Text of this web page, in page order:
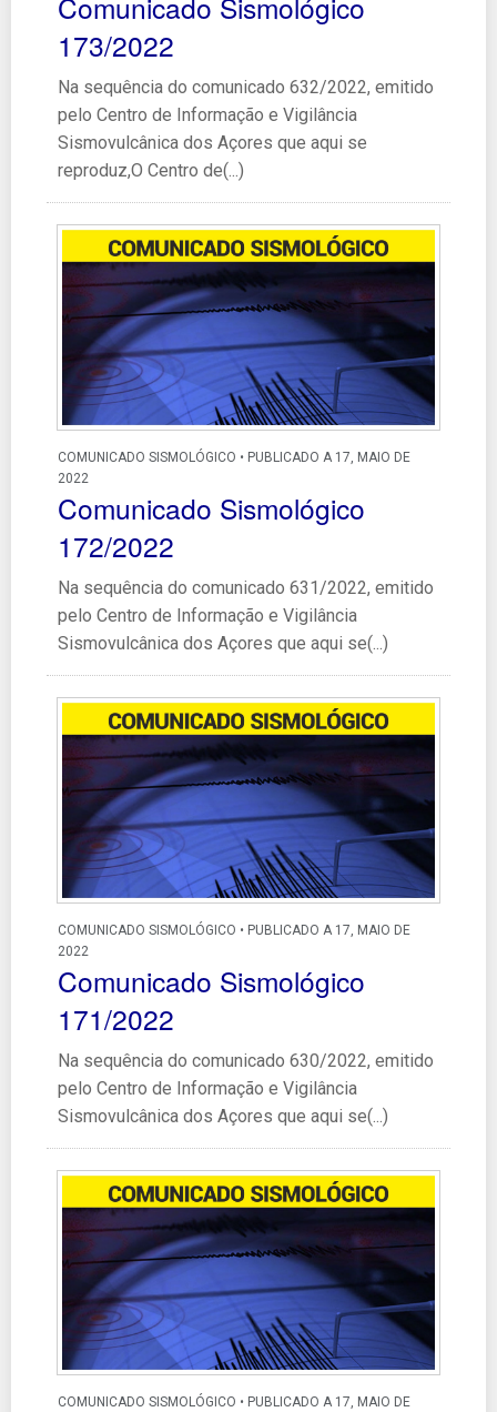
173/2022
Na sequência do comunicado 632/2022, emitido
pelo Centro de Informação e Vigilância
Sismovulcânica dos Açores que aqui se
reproduz,O Centro de(...)
COMUNICADO SISMOLÓGICO • PUBLICADO A 17, MAIO DE
2022
Comunicado Sismológico
172/2022
Na sequência do comunicado 631/2022, emitido
pelo Centro de Informação e Vigilância
Sismovulcânica dos Açores que aqui se(...)
COMUNICADO SISMOLÓGICO • PUBLICADO A 17, MAIO DE
2022
Comunicado Sismológico
171/2022
Na sequência do comunicado 630/2022, emitido
pelo Centro de Informação e Vigilância
Sismovulcânica dos Açores que aqui se(...)
COMUNICADO SISMOLÓGICO • PUBLICADO A 17, MAIO DE